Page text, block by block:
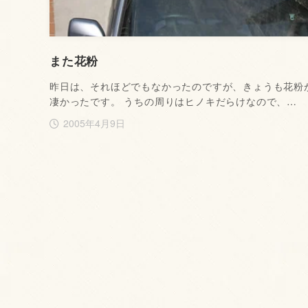
また花粉
昨日は、それほどでもなかったのですが、きょうも花粉
凄かったです。 うちの周りはヒノキだらけなので、…
2005年4月9日